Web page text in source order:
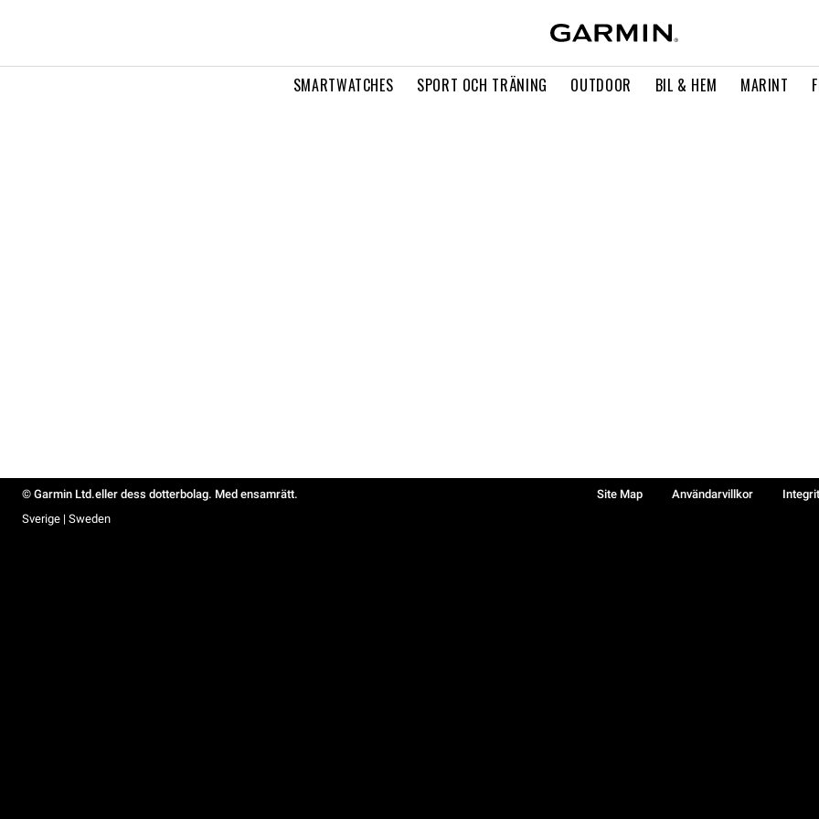
SMARTWATCHES SPORT OCH TRÄNING OUTDOOR BIL & HEM MARINT
© Garmin Ltd.eller dess dotterbolag. Med ensamrätt. Site Map Användarvillkor
Sverige | Sweden